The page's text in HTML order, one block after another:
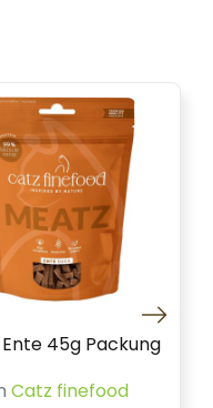
45g Packung
Catz finefood